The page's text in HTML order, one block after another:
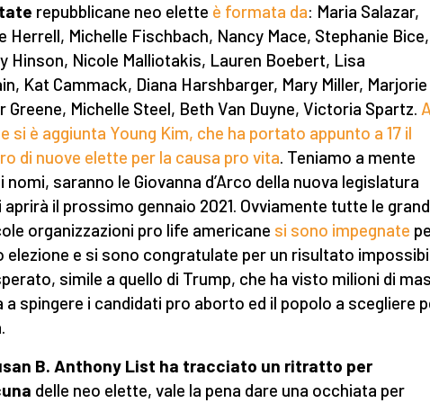
repubblicane neo elette è formata da: Maria Salazar,
Herrell, Michelle Fischbach, Nancy Mace, Stephanie Bice,
Hinson, Nicole Malliotakis, Lauren Boebert, Lisa
Kat Cammack, Diana Harshbarger, Mary Miller, Marjorie
Greene, Michelle Steel, Beth Van Duyne, Victoria Spartz. A
si è aggiunta Young Kim, che ha portato appunto a 17 il
di nuove elette per la causa pro vita. Teniamo a mente
nomi, saranno le Giovanna d’Arco della nuova legislatura
aprirà il prossimo gennaio 2021. Ovviamente tutte le
organizzazioni pro life americane si sono impegnate
elezione e si sono congratulate per un risultato
simile a quello di Trump, che ha visto milioni di
a spingere i candidati pro aborto ed il popolo a scegliere
B. Anthony List ha tracciato un ritratto per
delle neo elette, vale la pena dare una occhiata per